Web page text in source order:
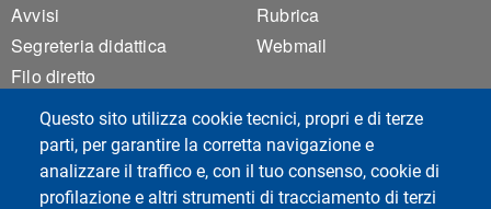
Questo sito utilizza cookie tecnici, propri e di terze
parti, per garantire la corretta navigazione e
analizzare il traffico e, con il tuo consenso, cookie di
profilazione e altri strumenti di tracciamento di terzi
Footer 1
Avvisi
Segreteria didattica
Filo diretto
Materiali didattici/KIRO
ESSE3 Studenti
Privacy
Accessibilità
Footer 2
Rubrica
Webmail